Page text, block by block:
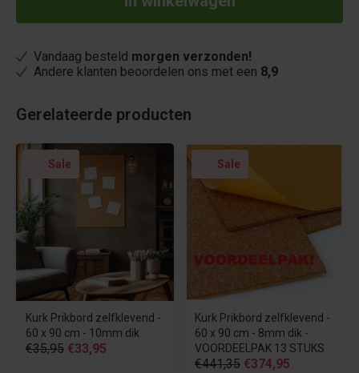
Vandaag besteld morgen verzonden!
Andere klanten beoordelen ons met een 8,9
Gerelateerde producten
Sale
Kurk Prikbord zelfklevend -
60 x 90 cm - 10mm dik
€35,95 €33,95
Sale
Kurk Prikbord zelfklevend -
60 x 90 cm - 8mm dik -
VOORDEELPAK 13 STUKS
€441,35 €374,95